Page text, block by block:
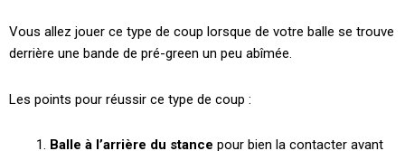
Vous allez jouer ce type de coup lorsque de votre balle se trouve
derrière une bande de pré-green un peu abîmée.
Les points pour réussir ce type de coup :
Balle à l’arrière du stance pour bien la contacter avant